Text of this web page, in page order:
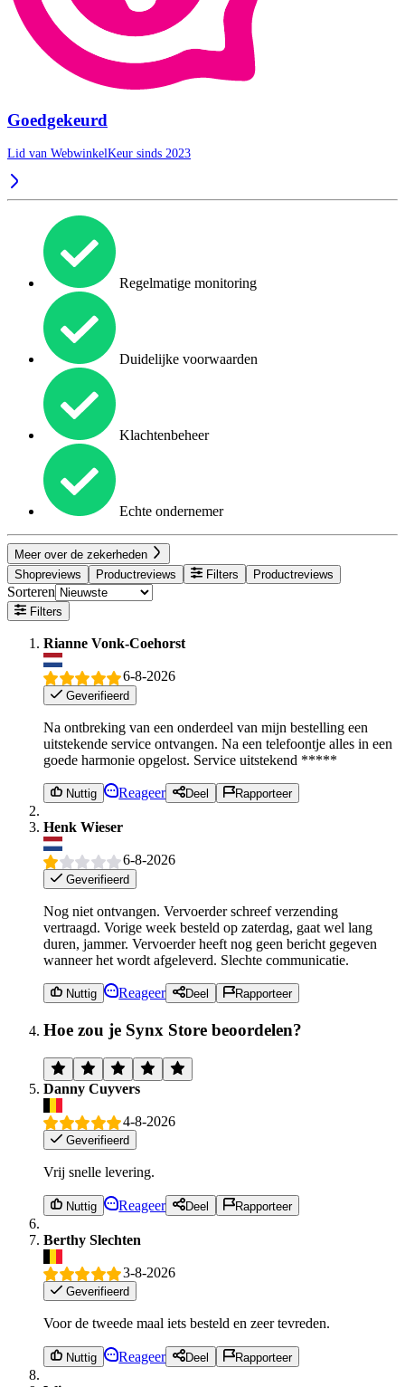
Goedgekeurd
Lid van WebwinkelKeur sinds 2023
Regelmatige monitoring
Duidelijke voorwaarden
Klachtenbeheer
Echte ondernemer
Meer over de zekerheden
Shopreviews
Productreviews Filters Productreviews
Sorteren
Filters
Rianne Vonk-Coehorst
6-8-2026
Geverifieerd
Na ontbreking van een onderdeel van mijn bestelling een
uitstekende service ontvangen. Na een telefoontje alles in een
goede harmonie opgelost. Service uitstekend *****
Nuttig Reageer Deel Rapporteer
Henk Wieser
6-8-2026
Geverifieerd
Nog niet ontvangen. Vervoerder schreef verzending
vertraagd. Vorige week besteld op zaterdag, gaat wel lang
duren, jammer. Vervoerder heeft nog geen bericht gegeven
wanneer het wordt afgeleverd. Slechte communicatie.
Nuttig Reageer Deel Rapporteer
Hoe zou je Synx Store beoordelen?
Danny Cuyvers
4-8-2026
Geverifieerd
Vrij snelle levering.
Nuttig Reageer Deel Rapporteer
Berthy Slechten
3-8-2026
Geverifieerd
Voor de tweede maal iets besteld en zeer tevreden.
Nuttig Reageer Deel Rapporteer